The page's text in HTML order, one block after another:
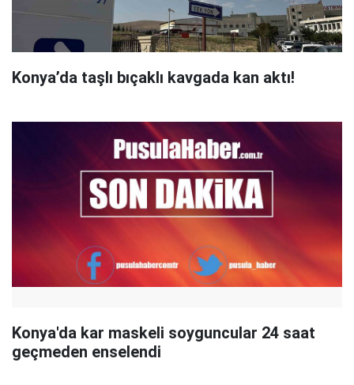
Konya’da taşlı bıçaklı kavgada kan aktı!
Konya'da kar maskeli soyguncular 24 saat
geçmeden enselendi